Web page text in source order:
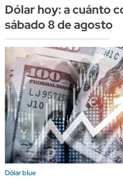
Dólar hoy: a cuánto
sábado 8 de agosto
Dólar blue